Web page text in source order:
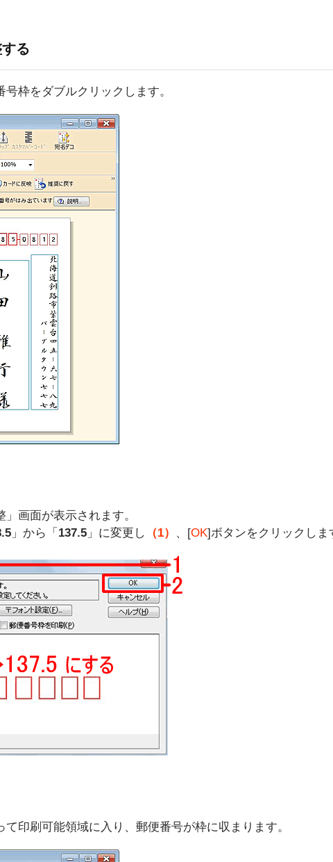
る
枠をダブルクリックします。
」画面が表示されます。
」から「 137.5 」に変更し （1） 、[OK]ボタンをクリックしま
印刷可能領域に入り、郵便番号が枠に収まります。